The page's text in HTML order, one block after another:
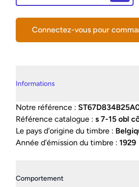
Connectez-vous pour
Informations
Notre référence :
Référence catalogue : s 7-15 obl
Le pays d'origine du timbre :
Année d'émission du timbre : 1929
Comportement